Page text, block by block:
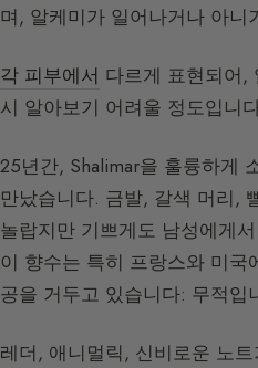
며, 알케미가 일어나거나 아니
각 피부에서 다르게 표현되어,
시 알아보기 어려울 정도입니
25년간, Shalimar을 훌륭하게
만났습니다. 금발, 갈색 머리,
놀랍지만 기쁘게도 남성에게
이 향수는 특히 프랑스와 미국
공을 거두고 있습니다: 무적입
레더, 애니멀릭, 신비로운 노